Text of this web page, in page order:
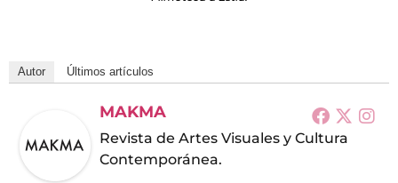
Autor Últimos artículos
MAKMA
Revista de Artes Visuales y Cultura
Contemporánea.